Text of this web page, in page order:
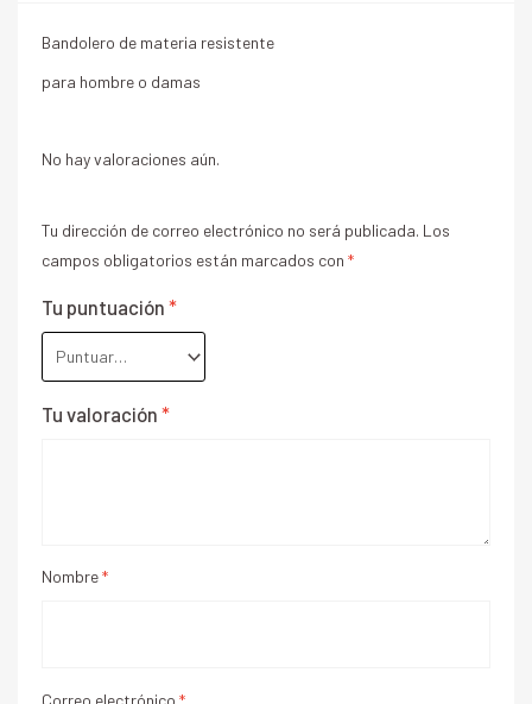
Bandolero de materia resistente
para hombre o damas
No hay valoraciones aún.
Tu dirección de correo electrónico no será publicada. Los
campos obligatorios están marcados con *
Tu puntuación *
Tu valoración *
Nombre*
Correo electrónico *